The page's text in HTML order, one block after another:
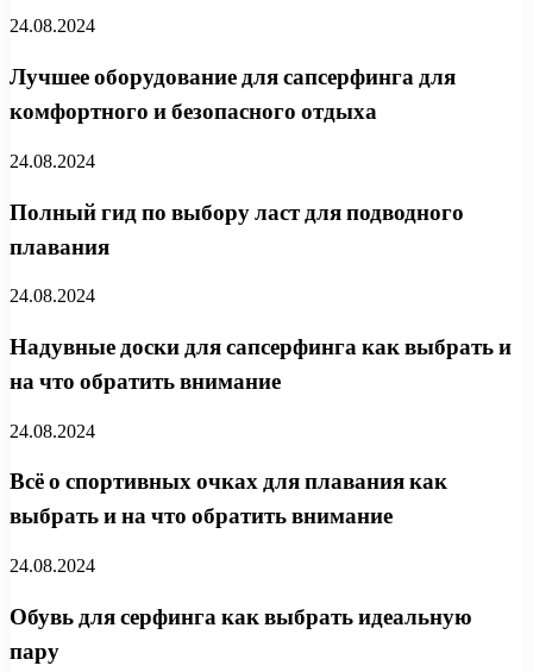
24.08.2024
Лучшее оборудование для сапсерфинга для
комфортного и безопасного отдыха
24.08.2024
Полный гид по выбору ласт для подводного
плавания
24.08.2024
Надувные доски для сапсерфинга как выбрать и
на что обратить внимание
24.08.2024
Всё о спортивных очках для плавания как
выбрать и на что обратить внимание
24.08.2024
Обувь для серфинга как выбрать идеальную
пару